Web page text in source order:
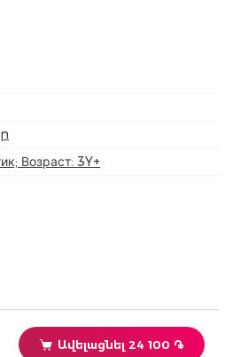
Возраст: 3Y+
Ավելացնել 24 100 ֏